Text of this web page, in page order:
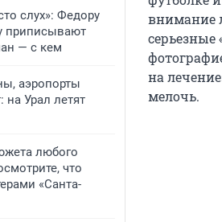
слух»: Федору
приписывают
— с кем
аэропорты
на Урал летят
любого
что
«Санта-
внимание
серьезные
на
мелочь.